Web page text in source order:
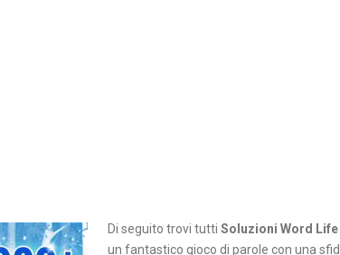
Di seguito trovi tutti Soluzioni Word
un fantastico gioco di parole con una